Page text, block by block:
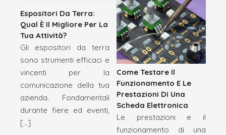
Espositori Da Terra:
Qual È Il Migliore Per La
Tua Attività?
Gli espositori da terra
sono strumenti efficaci e
vincenti per la
comunicazione della tua
azienda. Fondamentali
durante fiere ed eventi,
[…]
Come Testare Il
Funzionamento E Le
Prestazioni Di Una
Scheda Elettronica
Le prestazioni e il
funzionamento di una